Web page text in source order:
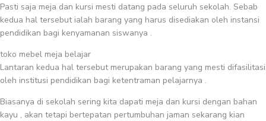
Pasti saja meja dan kursi mesti datang pada seluruh sekolah. Sebab
kedua hal tersebut ialah barang yang harus disediakan oleh instansi
pendidikan bagi kenyamanan siswanya .
toko mebel meja belajar
Lantaran kedua hal tersebut merupakan barang yang mesti difasilitasi
oleh institusi pendidikan bagi ketentraman pelajarnya .
Biasanya di sekolah sering kita dapati meja dan kursi dengan bahan
kayu , akan tetapi bertepatan pertumbuhan jaman sekarang kian